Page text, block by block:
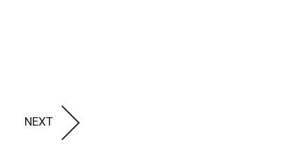
NEXT